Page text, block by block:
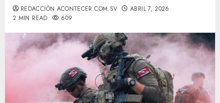
REDACCIÓN ACONTECER.COM.SV
ABRIL 7, 2026
2 MIN READ
609